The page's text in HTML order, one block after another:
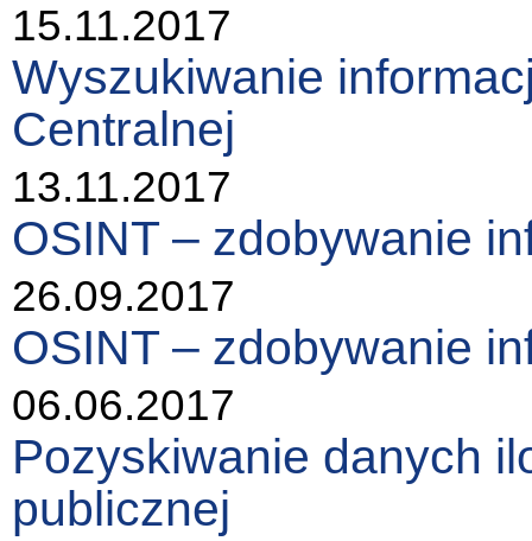
15.11.2017
Wyszukiwanie
Centralnej
13.11.2017
OSINT – zdobywanie
26.09.2017
OSINT – zdobywanie
06.06.2017
Pozyskiwanie danych
publicznej